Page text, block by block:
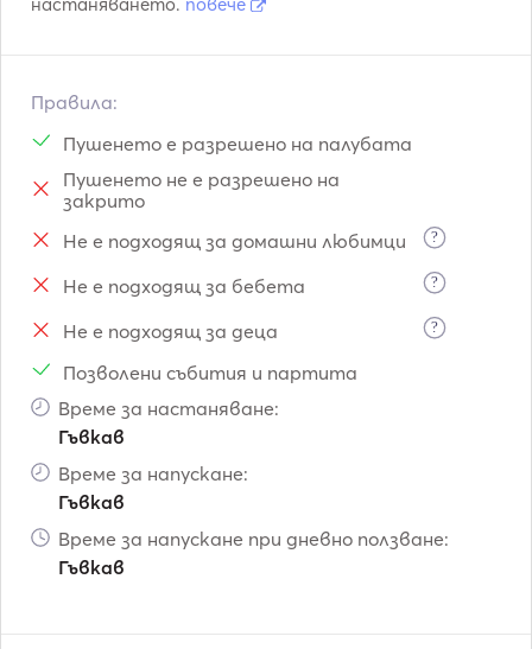
Правила:
Пушенето е разрешено на палубата
Пушенето не е разрешено на
закрито
Не е подходящ за домашни любимци
?
Не е подходящ за бебета ?
Не е подходящ за деца ?
Позволени събития и партита
Време за настаняване:
Гъвкав
Време за напускане:
Гъвкав
Време за напускане при дневно ползване:
Гъвкав